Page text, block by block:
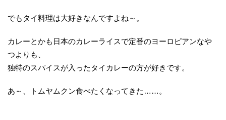
でもタイ料理は大好きなんですよね～。
カレーとかも日本のカレーライスで定番のヨーロピアンなや
つよりも、
独特のスパイスが入ったタイカレーの方が好きです。
あ～、トムヤムクン食べたくなってきた……。